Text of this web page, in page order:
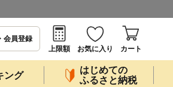
会員登録
上限額
お気に入り カート
ング
はじめての
ふるさと納税